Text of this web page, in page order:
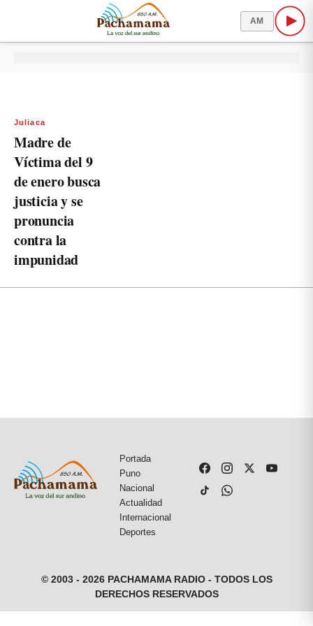
AM
Juliaca
Madre de
Víctima del 9
de enero busca
justicia y se
pronuncia
contra la
impunidad
Portada
Puno
Nacional
Actualidad
Internacional
Deportes
© 2003 - 2026 PACHAMAMA RADIO - TODOS LOS
DERECHOS RESERVADOS